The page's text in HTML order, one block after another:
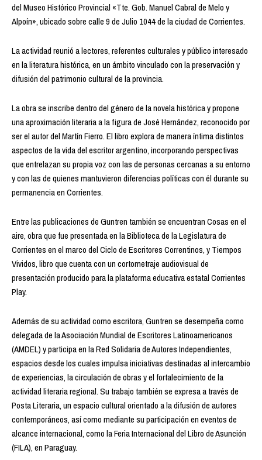
del Museo Histórico Provincial «Tte. Gob. Manuel Cabral de Melo y
Alpoín», ubicado sobre calle 9 de Julio 1044 de la ciudad de Corrientes.
La actividad reunió a lectores, referentes culturales y público interesado
en la literatura histórica, en un ámbito vinculado con la preservación y
difusión del patrimonio cultural de la provincia.
La obra se inscribe dentro del género de la novela histórica y propone
una aproximación literaria a la figura de José Hernández, reconocido por
ser el autor del Martín Fierro. El libro explora de manera íntima distintos
aspectos de la vida del escritor argentino, incorporando perspectivas
que entrelazan su propia voz con las de personas cercanas a su entorno
y con las de quienes mantuvieron diferencias políticas con él durante su
permanencia en Corrientes.
Entre las publicaciones de Guntren también se encuentran Cosas en el
aire, obra que fue presentada en la Biblioteca de la Legislatura de
Corrientes en el marco del Ciclo de Escritores Correntinos, y Tiempos
Vividos, libro que cuenta con un cortometraje audiovisual de
presentación producido para la plataforma educativa estatal Corrientes
Play.
Además de su actividad como escritora, Guntren se desempeña como
delegada de la Asociación Mundial de Escritores Latinoamericanos
(AMDEL) y participa en la Red Solidaria de Autores Independientes,
espacios desde los cuales impulsa iniciativas destinadas al intercambio
de experiencias, la circulación de obras y el fortalecimiento de la
actividad literaria regional. Su trabajo también se expresa a través de
Posta Literaria, un espacio cultural orientado a la difusión de autores
contemporáneos, así como mediante su participación en eventos de
alcance internacional, como la Feria Internacional del Libro de Asunción
(FILA), en Paraguay.